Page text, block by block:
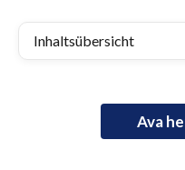
Inhaltsübersicht
Ava